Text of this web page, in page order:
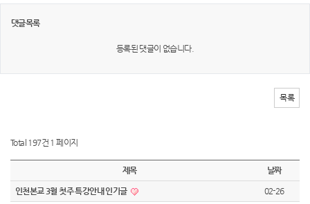
댓글목록
등록된 댓글이 없습니다.
목록
Total 197건 1 페이지
제목 날짜
인천본교 3월 첫주 특강안내 인기글 02-26